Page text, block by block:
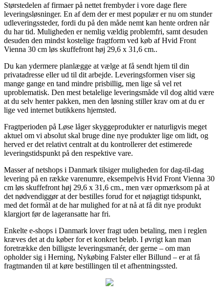
Størstedelen af firmaer på nettet frembyder i vore dage flere
leveringsløsninger. En af dem der er mest populær er nu om stunder
udleveringssteder, fordi du på den måde nemt kan hente ordren når
du har tid. Muligheden er nemlig vældig problemfri, samt desuden
desuden den mindst kostelige fragtform ved køb af Hvid Front
Vienna 30 cm løs skuffefront høj 29,6 x 31,6 cm..
Du kan ydermere planlægge at vælge at få sendt hjem til din
privatadresse eller ud til dit arbejde. Leveringsformen viser sig
mange gange en tand mindre prisbillig, men lige så vel ret
uproblematisk. Den mest betalelige leveringsmåde vil dog altid være
at du selv henter pakken, men den løsning stiller krav om at du er
lige ved internet butikkens hjemsted.
Fragtperioden på Løse låger skyggeprodukter er naturligvis meget
aktuel om vi absolut skal bruge dine nye produkter lige om lidt, og
herved er det relativt centralt at du kontrollerer det estimerede
leveringstidspunkt på den respektive vare.
Masser af netshops i Danmark tilsiger muligheden for dag-til-dag
levering på en række varenumre, eksempelvis Hvid Front Vienna 30
cm løs skuffefront høj 29,6 x 31,6 cm., men vær opmærksom på at
det nødvendiggør at der bestilles forud for et nøjagtigt tidspunkt,
med det formål at de har mulighed for at nå at få dit nye produkt
klargjort før de lageransatte har fri.
Enkelte e-shops i Danmark lover fragt uden betaling, men i reglen
kræves det at du køber for et konkret beløb. I øvrigt kan man
foretrække den billigste leveringsmanér, der gerne – om man
opholder sig i Herning, Nykøbing Falster eller Billund – er at få
fragtmanden til at køre bestillingen til et afhentningssted.